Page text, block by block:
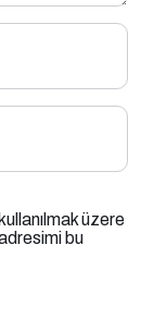
üzere
bu